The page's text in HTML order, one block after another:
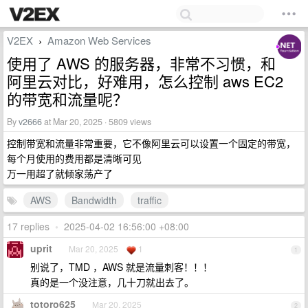
V2EX › Amazon Web Services
使用了 AWS 的服务器，非常不习惯，和
阿里云对比，好难用，怎么控制 aws EC2
的带宽和流量呢？
Byv2666at Mar 20, 2025 · 5809 views
控制带宽和流量非常重要，它不像阿里云可以设置一个固定的带宽，
每个月使用的费用都是清晰可见
万一用超了就倾家荡产了
AWS
Bandwidth
traffic
17 replies • 2025-04-02 16:56:00 +08:00
1
uprit Mar 20, 2025 1
别说了，TMD ，AWS 就是流量刺客！！！
真的是一个没注意，几十刀就出去了。
2
totoro625 Mar 20, 2025